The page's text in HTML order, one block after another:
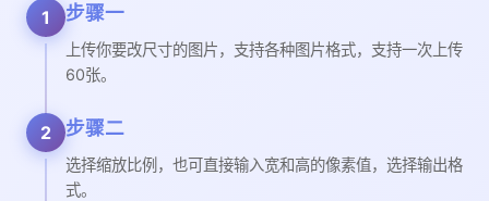
1 步骤一
上传你要改尺寸的图片，支持各种图片格式，支持一次上传
60张。
2 步骤二
选择缩放比例，也可直接输入宽和高的像素值，选择输出格
式。